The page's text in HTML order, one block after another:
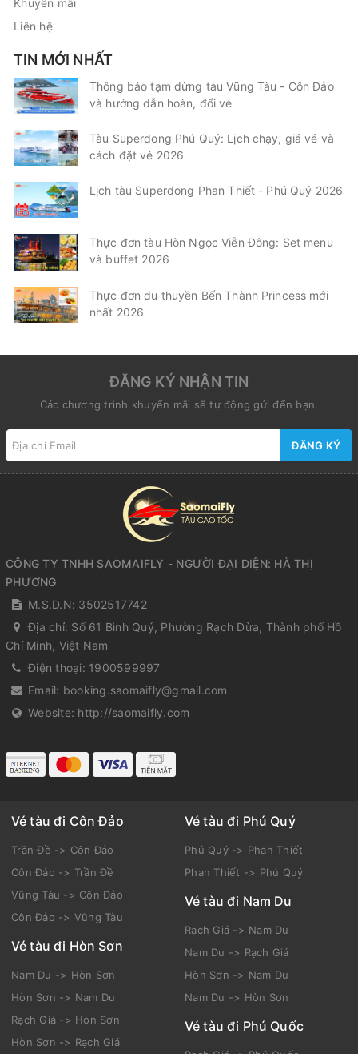
Liên hệ
TIN MỚI NHẤT
Thông báo tạm dừng tàu Vũng Tàu - Côn Đảo
và hướng dẫn hoàn, đổi vé
Tàu Superdong Phú Quý: Lịch chạy, giá vé và
cách đặt vé 2026
Lịch tàu Superdong Phan Thiết - Phú Quý 2026
Thực đơn tàu Hòn Ngọc Viễn Đông: Set menu
và buffet 2026
Thực đơn du thuyền Bến Thành Princess mới
nhất 2026
ĐĂNG KÝ NHẬN TIN
Các chương trình khuyến mãi sẽ tự động gửi đến bạn.
ĐĂNG KÝ
CÔNG TY TNHH SAOMAIFLY - NGƯỜI ĐẠI DIỆN: HÀ THỊ
PHƯƠNG
M.S.D.N: 3502517742
Địa chỉ: Số 61 Bình Quý, Phường Rạch Dừa, Thành phố Hồ
Chí Minh, Việt Nam
Điện thoại: 1900599997
Email: booking.saomaifly@gmail.com
Website: http://saomaifly.com
Vé tàu đi Côn Đảo
Trần Đề -> Côn Đảo
Côn Đảo -> Trần Đề
Vũng Tàu -> Côn Đảo
Côn Đảo -> Vũng Tàu
Vé tàu đi Hòn Sơn
Nam Du -> Hòn Sơn
Hòn Sơn -> Nam Du
Rạch Giá -> Hòn Sơn
Hòn Sơn -> Rạch Giá
Vé tàu đi Phú Quý
Phú Quý -> Phan Thiết
Phan Thiết -> Phú Quý
Vé tàu đi Nam Du
Rạch Giá -> Nam Du
Nam Du -> Rạch Giá
Hòn Sơn -> Nam Du
Nam Du -> Hòn Sơn
Vé tàu đi Phú Quốc